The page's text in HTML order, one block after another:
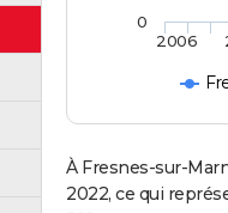
2006
0
À Fresnes-sur-
2022, ce qui